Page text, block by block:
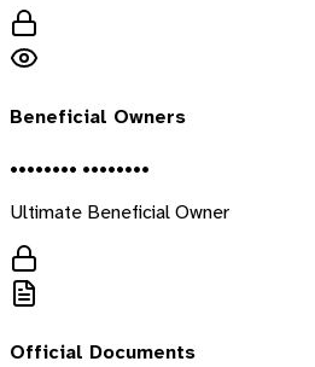
Beneficial Owners
•••••••• ••••••••
Ultimate Beneficial Owner
Official Documents